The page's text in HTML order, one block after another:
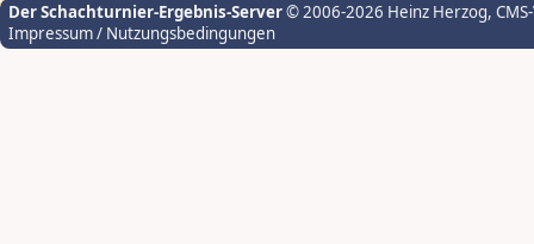
Der Schachturnier-Ergebnis-Server© 2006-2026 Heinz Herzog,
Impressum / Nutzungsbedingungen